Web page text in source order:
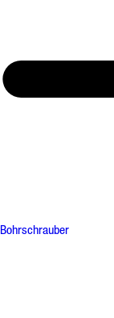
Bohrschrauber